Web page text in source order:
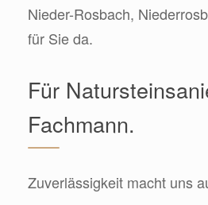
Nieder-Rosbach,
für Sie da.
Für
Fachmann.
Zuverlässigkeit macht uns